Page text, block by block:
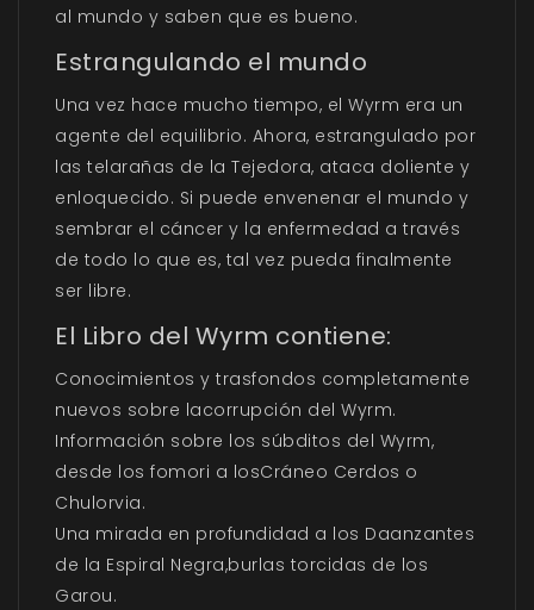
al mundo y saben que es bueno.
Estrangulando el mundo
Una vez hace mucho tiempo, el Wyrm era un
agente del equilibrio. Ahora, estrangulado por
las telarañas de la Tejedora, ataca doliente y
enloquecido. Si puede envenenar el mundo y
sembrar el cáncer y la enfermedad a través
de todo lo que es, tal vez pueda finalmente
ser libre.
El Libro del Wyrm contiene:
Conocimientos y trasfondos completamente
nuevos sobre lacorrupción del Wyrm.
Información sobre los súbditos del Wyrm,
desde los fomori a losCráneo Cerdos o
Chulorvia.
Una mirada en profundidad a los Daanzantes
de la Espiral Negra,burlas torcidas de los
Garou.